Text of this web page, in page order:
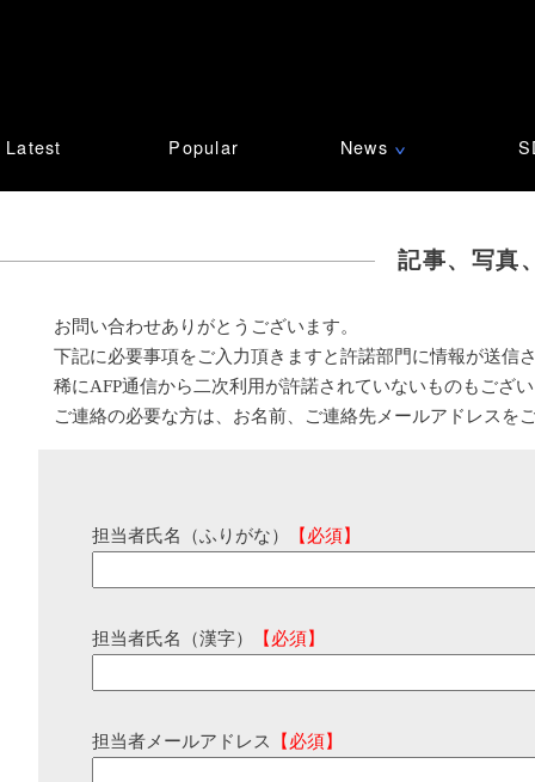
Latest Popular News ∨
記事、写真
お問い合わせありがとうございます。
下記に必要事項をご入力頂きますと許諾部門に情報が送信
稀にAFP通信から二次利用が許諾されていないものもござ
ご連絡の必要な方は、お名前、ご連絡先メールアドレスを
担当者氏名（ふりがな） 【必須】
担当者氏名（漢字） 【必須】
担当者メールアドレス 【必須】